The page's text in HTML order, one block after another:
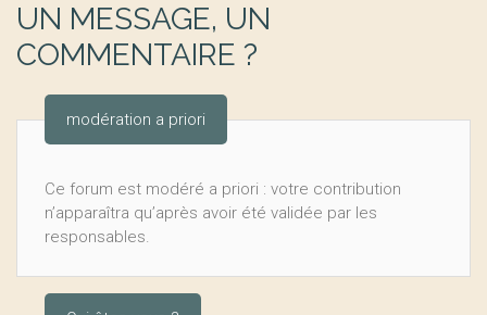
UN MESSAGE, UN
COMMENTAIRE ?
modération a priori
Ce forum est modéré a priori : votre contribution
n’apparaîtra qu’après avoir été validée par les
responsables.